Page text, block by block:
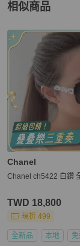
相似商品
更多相似Chanel
Chanel
Chanel ch5422 白鑽
TWD 18,800
現折 499
全新品 本地